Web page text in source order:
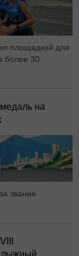
площадкой для
более 30
на
звание
лыжный